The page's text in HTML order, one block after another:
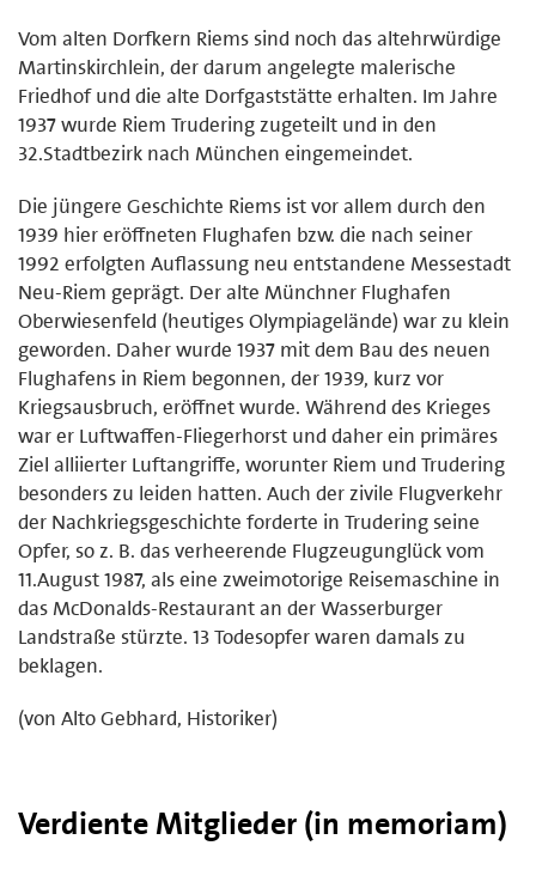
Vom alten Dorfkern Riems sind noch das altehrwürdige
Martinskirchlein, der darum angelegte malerische
Friedhof und die alte Dorfgaststätte erhalten. Im Jahre
1937 wurde Riem Trudering zugeteilt und in den
32.Stadtbezirk nach München eingemeindet.
Die jüngere Geschichte Riems ist vor allem durch den
1939 hier eröffneten Flughafen bzw. die nach seiner
1992 erfolgten Auflassung neu entstandene Messestadt
Neu-Riem geprägt. Der alte Münchner Flughafen
Oberwiesenfeld (heutiges Olympiagelände) war zu klein
geworden. Daher wurde 1937 mit dem Bau des neuen
Flughafens in Riem begonnen, der 1939, kurz vor
Kriegsausbruch, eröffnet wurde. Während des Krieges
war er Luftwaffen-Fliegerhorst und daher ein primäres
Ziel alliierter Luftangriffe, worunter Riem und Trudering
besonders zu leiden hatten. Auch der zivile Flugverkehr
der Nachkriegsgeschichte forderte in Trudering seine
Opfer, so z. B. das verheerende Flugzeugunglück vom
11.August 1987, als eine zweimotorige Reisemaschine in
das McDonalds-Restaurant an der Wasserburger
Landstraße stürzte. 13 Todesopfer waren damals zu
beklagen.
(von Alto Gebhard, Historiker)
Verdiente Mitglieder (in memoriam)